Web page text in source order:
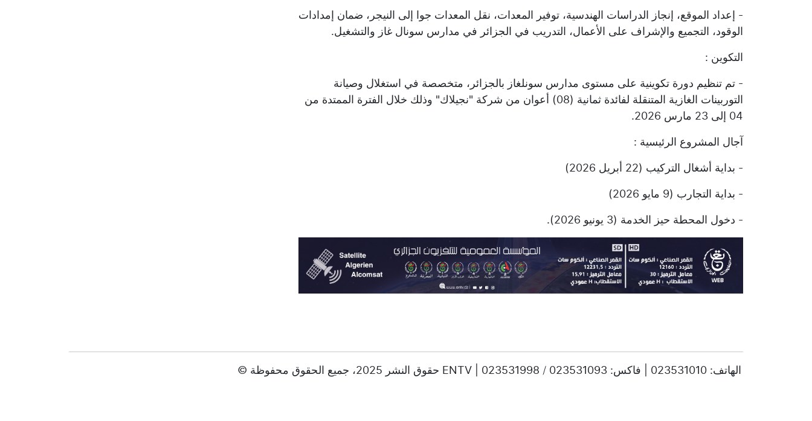
- إعداد الموقع، إنجاز الدراسات الهندسية، توفير المعدات، نقل المعدات جوا إلى النيجر، ضمان إمدادات
الوقود، التجميع والإشراف على الأعمال، التدريب في الجزائر في مدارس سونال غاز والتشغيل.
التكوين :
- تم تنظيم دورة تكوينية على مستوى مدارس سونلغاز بالجزائر، متخصصة في استغلال وصيانة
التوربينات الغازية المتنقلة لفائدة ثمانية (08) أعوان من شركة "نجيلاك" وذلك خلال الفترة الممتدة من
04 إلى 23 مارس 2026.
آجال المشروع الرئيسية :
- بداية أشغال التركيب (22 أبريل 2026)
- بداية التجارب (9 مايو 2026)
- دخول المحطة حيز الخدمة (3 يونيو 2026).
© حقوق النشر 2025، جميع الحقوق محفوظة ENTV | الهاتف: 023531010 | فاكس: 023531093 / 023531998